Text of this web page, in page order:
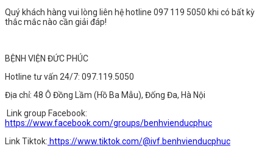
Quý khách hàng vui lòng liên hệ hotline 097 119 5050 khi có bất kỳ
thắc mắc nào cần giải đáp!
BỆNH VIỆN ĐỨC PHÚC
Hotline tư vấn 24/7: 097.119.5050
Địa chỉ: 48 Ô Đồng Lầm (Hồ Ba Mẫu), Đống Đa, Hà Nội
Link group Facebook:
https://www.facebook.com/groups/benhvienducphuc
Link Tiktok: https://www.tiktok.com/@ivf.benhvienducphuc